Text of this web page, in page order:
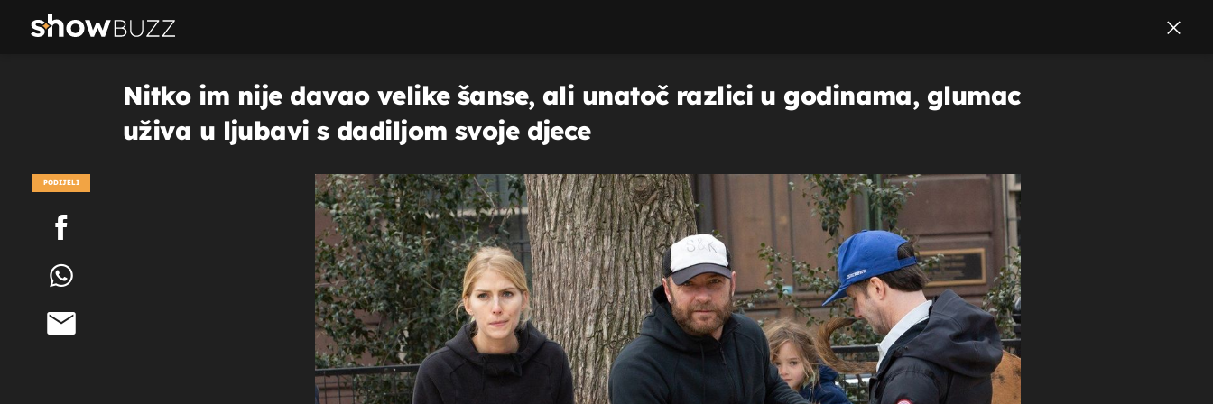
Nitko im nije davao velike šanse, ali unatoč razlici u godinama, glumac
uživa u ljubavi s dadiljom svoje djece
PODIJELI